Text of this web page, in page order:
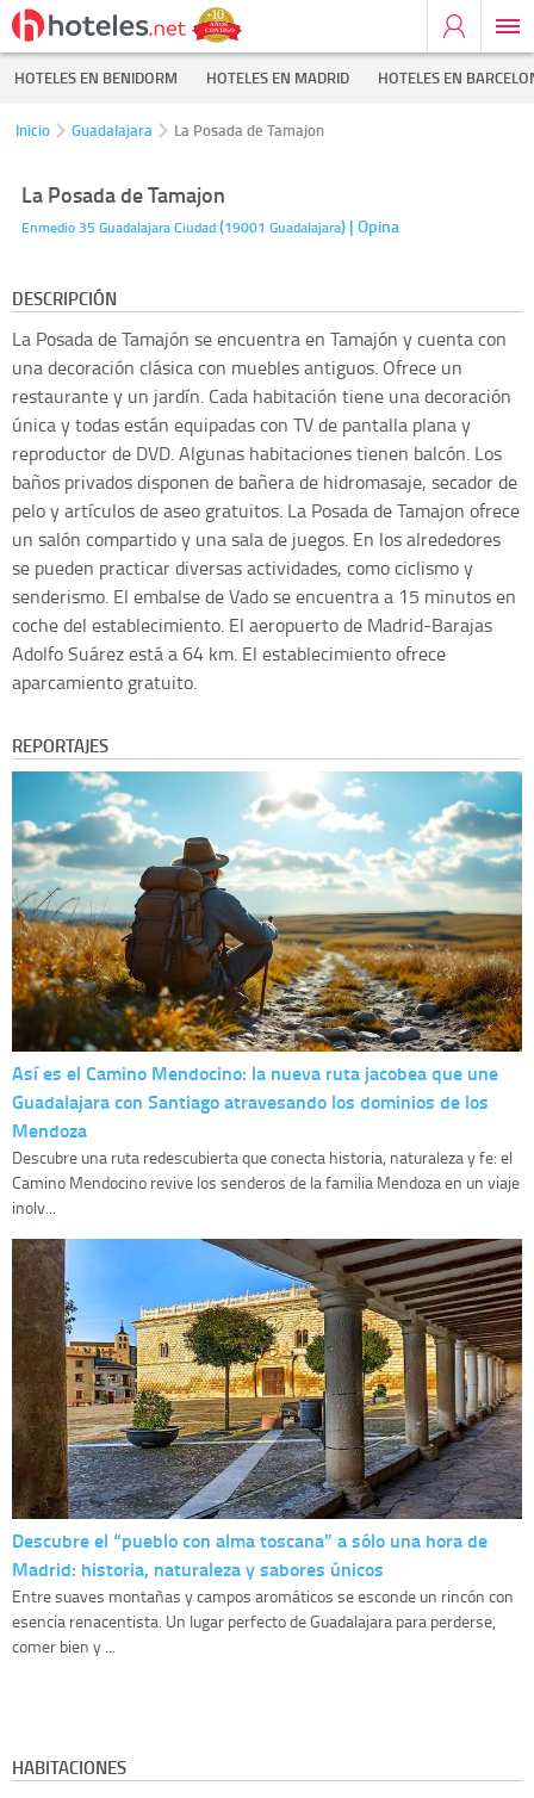
HOTELES EN BENIDORM HOTELES EN MADRID HOTELES EN
Inicio Guadalajara La Posada de Tamajon
La Posada de Tamajon
Enmedio 35 Guadalajara Ciudad(19001 Guadalajara) | Opina
DESCRIPCIÓN
La Posada de Tamajón se encuentra en Tamajón y cuenta con
una decoración clásica con muebles antiguos. Ofrece un
restaurante y un jardín. Cada habitación tiene una decoración
única y todas están equipadas con TV de pantalla plana y
reproductor de DVD. Algunas habitaciones tienen balcón. Los
baños privados disponen de bañera de hidromasaje, secador de
pelo y artículos de aseo gratuitos. La Posada de Tamajon ofrece
un salón compartido y una sala de juegos. En los alrededores
se pueden practicar diversas actividades, como ciclismo y
senderismo. El embalse de Vado se encuentra a 15 minutos en
coche del establecimiento. El aeropuerto de Madrid-Barajas
Adolfo Suárez está a 64 km. El establecimiento ofrece
aparcamiento gratuito.
REPORTAJES
Así es el Camino Mendocino: la nueva ruta jacobea que une
Guadalajara con Santiago atravesando los dominios de los
Mendoza
Descubre una ruta redescubierta que conecta historia, naturaleza y fe: el
Camino Mendocino revive los senderos de la familia Mendoza en un viaje
inolv...
Descubre el “pueblo con alma toscana” a sólo una hora de
Madrid: historia, naturaleza y sabores únicos
Entre suaves montañas y campos aromáticos se esconde un rincón con
esencia renacentista. Un lugar perfecto de Guadalajara para perderse,
comer bien y ...
HABITACIONES